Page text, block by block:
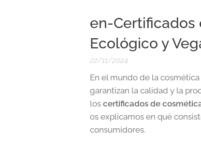
en-Certificados
Ecológico y
22/11/2024
En el mundo de la
garantizan la calidad y la
loscertificados de
os explicamos en qué
consumidores.